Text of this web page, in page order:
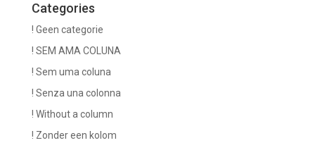
Categories
! Geen categorie
! SEM AMA COLUNA
! Sem uma coluna
! Senza una colonna
! Without a column
! Zonder een kolom